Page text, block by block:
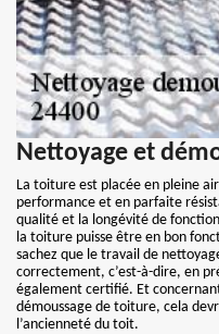
Nettoyage et
La toiture est placée en pleine
performance et en parfaite
qualité et la longévité de
la toiture puisse être en bon
sachez que le travail de
correctement, c’est-à-dire, en
également certifié. Et
démoussage de toiture, cela
l’ancienneté du toit.